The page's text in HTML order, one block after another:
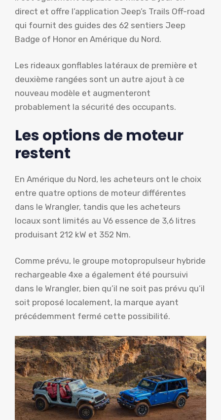
direct et offre l’application Jeep’s Trails Off-road
qui fournit des guides des 62 sentiers Jeep
Badge of Honor en Amérique du Nord.
Les rideaux gonflables latéraux de première et
deuxième rangées sont un autre ajout à ce
nouveau modèle et augmenteront
probablement la sécurité des occupants.
Les options de moteur
restent
En Amérique du Nord, les acheteurs ont le choix
entre quatre options de moteur différentes
dans le Wrangler, tandis que les acheteurs
locaux sont limités au V6 essence de 3,6 litres
produisant 212 kW et 352 Nm.
Comme prévu, le groupe motopropulseur hybride
rechargeable 4xe a également été poursuivi
dans le Wrangler, bien qu’il ne soit pas prévu qu’il
soit proposé localement, la marque ayant
précédemment fermé cette possibilité.